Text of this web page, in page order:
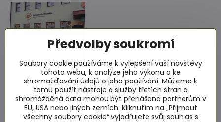
nám​. Míru 86
671 67 Hrušovany nad Jevišovkou
RCJ2+4WC Hrušovany nad Jevišovkou
+420 601 564 686
Předvolby soukromí
Soubory cookie používáme k vylepšení vaší návštěvy
tohoto webu, k analýze jeho výkonu a ke
shromažďování údajů o jeho používání. Můžeme k
tomu použít nástroje a služby třetích stran a
shromážděná data mohou být přenášena partnerům v
EU, USA nebo jiných zemích. Kliknutím na „Přijmout
všechny soubory cookie“ vyjadřujete svůj souhlas s